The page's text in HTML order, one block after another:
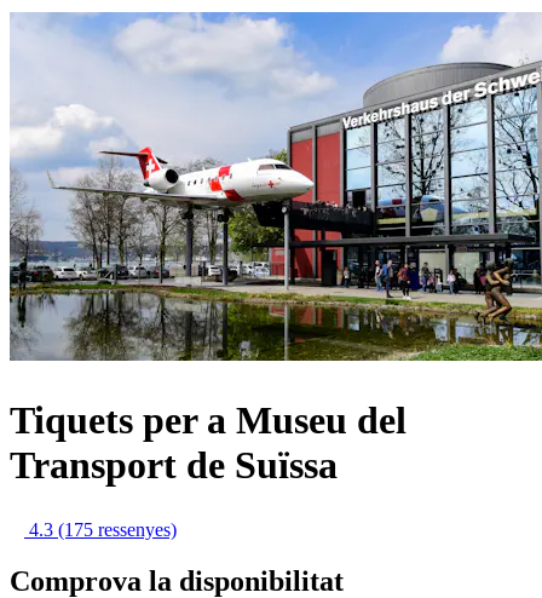
Tiquets per a Museu del
Transport de Suïssa
4.3 (175 ressenyes)
Comprova la disponibilitat